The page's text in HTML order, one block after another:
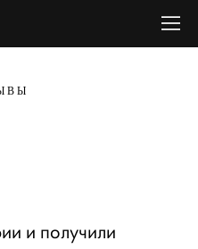
и получили